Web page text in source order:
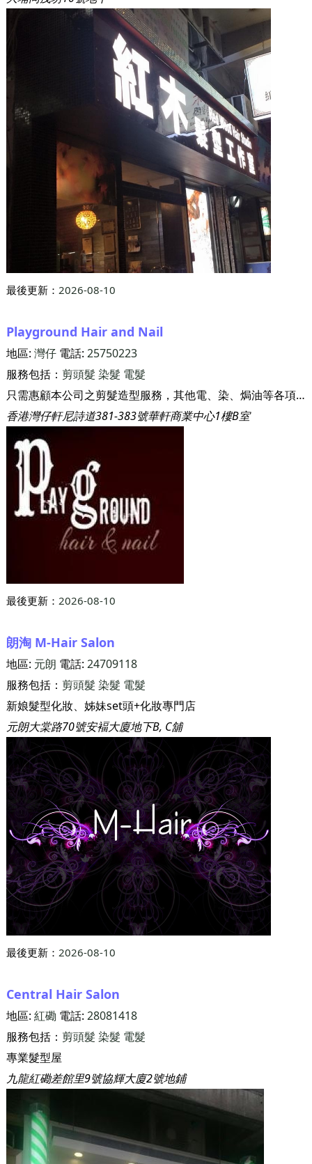
最後更新： 2026-08-10
Playground Hair and Nail
地區: 灣仔電話: 25750223
服務包括： 剪頭髮 染髮 電髮
只需惠顧本公司之剪髮造型服務，其他電、染、焗油等各項服務均一律不另行收費。
香港灣仔軒尼詩道381-383號華軒商業中心1樓B室
最後更新： 2026-08-10
朗淘 M-Hair Salon
地區: 元朗 電話: 24709118
服務包括： 剪頭髮 染髮 電髮
新娘髮型化妝、姊妹set頭+化妝專門店
元朗大棠路70號安褔大廈地下B, C舖
最後更新： 2026-08-10
Central Hair Salon
地區: 紅磡 電話: 28081418
服務包括： 剪頭髮 染髮 電髮
專業髮型屋
九龍紅磡差館里9號協輝大廈2號地鋪